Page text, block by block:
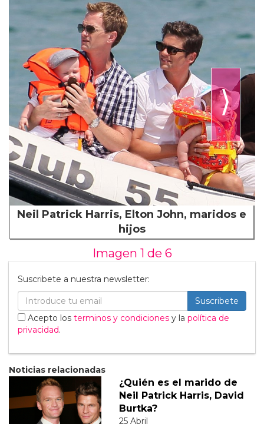
⟩
Neil Patrick Harris, Elton John, maridos e
hijos
Imagen 1 de 6
Suscribete a nuestra newsletter:
Suscribete
Acepto los terminos y condiciones y la política de
privacidad.
Noticias relacionadas
¿Quién es el marido de
Neil Patrick Harris, David
Burtka?
25 Abril